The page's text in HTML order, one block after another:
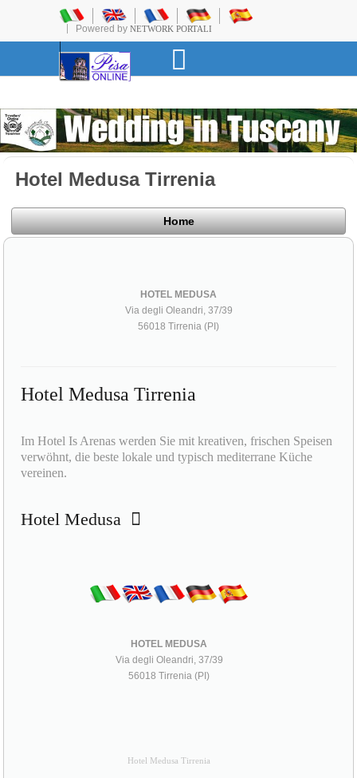
Powered by NETWORK PORTALI
Hotel Medusa Tirrenia
Home
HOTEL MEDUSA
Via degli Oleandri, 37/39
56018 Tirrenia (PI)
Hotel Medusa Tirrenia
Im Hotel Is Arenas werden Sie mit kreativen, frischen Speisen
verwöhnt, die beste lokale und typisch mediterrane Küche
vereinen.
Hotel Medusa
HOTEL MEDUSA
Via degli Oleandri, 37/39
56018 Tirrenia (PI)
Hotel Medusa Tirrenia